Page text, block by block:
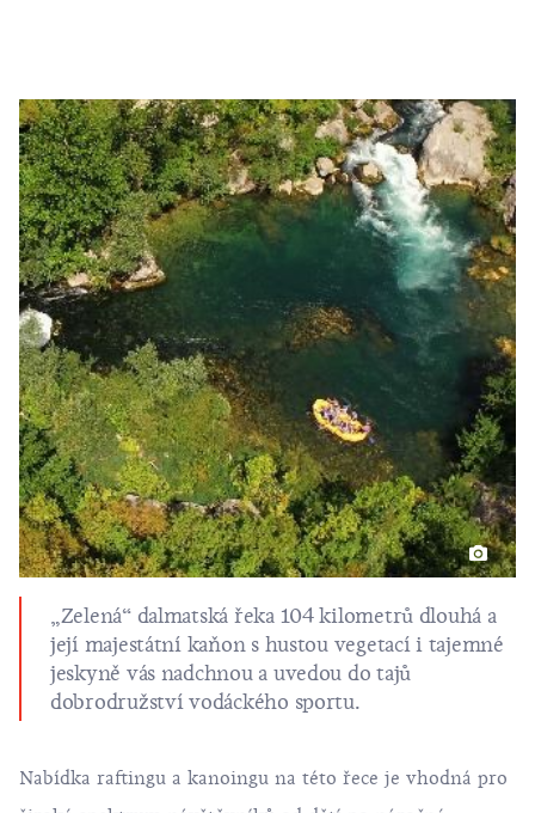
„Zelená“ dalmatská řeka 104 kilometrů dlouhá a
její majestátní kaňon s hustou vegetací i tajemné
jeskyně vás nadchnou a uvedou do tajů
dobrodružství vodáckého sportu.
Nabídka raftingu a kanoingu na této řece je vhodná pro